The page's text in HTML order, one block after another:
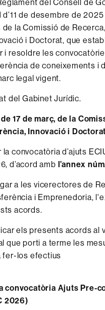
del Consell de
de desembre de
la Comissió de Recerca,
i Doctorat, que
i resoldre les
de coneixements i
legal vigent.
del Gabinet Jurídic.
17 de març, de la
Innovació i Doctorat
la convocatòria d’ajuts
d’acord amb l’annex
a les vicerectores de
i Emprenedoria,
acords.
els presents acords al
que porti a terme les
fer-los efectius
convocatòria Ajuts Pre-
2026)